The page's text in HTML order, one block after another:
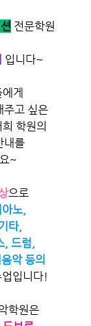
전문학원
입니다~
게
주고 싶은
학원의
내를
~
으로
노,
타,
, 드럼,
악 등의
입니다!
학원은